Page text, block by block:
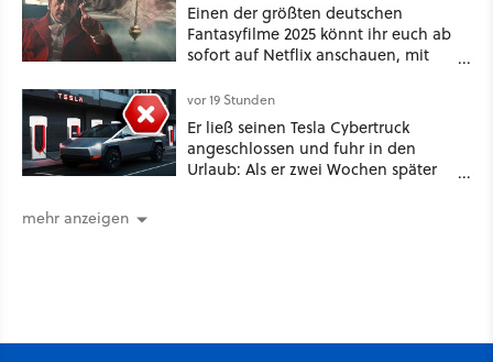
Einen der größten deutschen
Fantasyfilme 2025 könnt ihr euch ab
sofort auf Netflix anschauen, mit
vor 19 Stunden
Er ließ seinen Tesla Cybertruck
angeschlossen und fuhr in den
Urlaub: Als er zwei Wochen später
mehr anzeigen